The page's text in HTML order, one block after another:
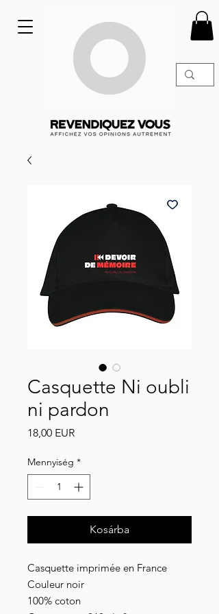
Casquette Ni oubli
ni pardon
18,00 EURÁr
Mennyiség *
Kosárba
Casquette imprimée en France
Couleur noir
100% coton